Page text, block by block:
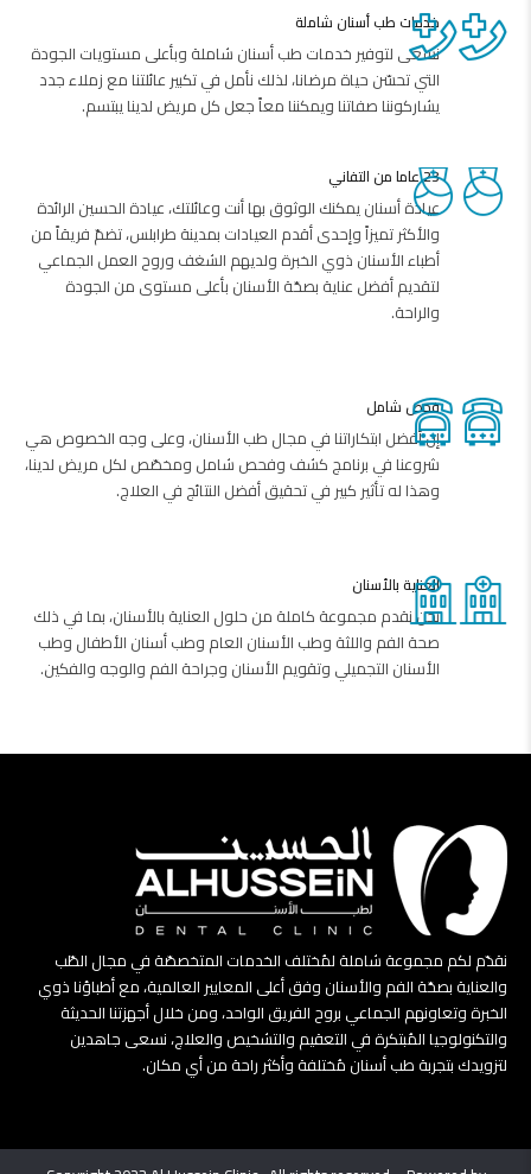
خدمات طب أسنان شاملة
نسعى لتوفير خدمات طب أسنان شاملة وبأعلى مستويات الجودة
التي تحسّن حياة مرضانا، لذلك نأمل في تكبير عائلتنا مع زملاء جدد
يشاركوننا صفاتنا ويمكننا معاً جعل كل مريض لدينا يبتسم.
23 عاما من التفاني
عيادة أسنان يمكنك الوثوق بها أنت وعائلتك، عيادة الحسين الرائدة
والأكثر تميزاً وإحدى أقدم العيادات بمدينة طرابلس، تضمّ فريقاً من
أطباء الأسنان ذوي الخبرة ولديهم الشغف وروح العمل الجماعي
لتقديم أفضل عناية بصحّة الأسنان بأعلى مستوى من الجودة
والراحة.
فحص شامل
إن أفضل ابتكاراتنا في مجال طب الأسنان، وعلى وجه الخصوص هي
شروعنا في برنامج كشف وفحص شامل ومخصّص لكل مريض لدينا،
وهذا له تأثير كبير في تحقيق أفضل النتائج في العلاج.
العناية بالأسنان
نحن نقدم مجموعة كاملة من حلول العناية بالأسنان، بما في ذلك
صحة الفم واللثة وطب الأسنان العام وطب أسنان الأطفال وطب
الأسنان التجميلي وتقويم الأسنان وجراحة الفم والوجه والفكين.
نقدّم لكم مجموعة شاملة لمُختلف الخدمات المتخصصّة في مجال الطّب
والعناية بصحّة الفم والأسنان وفق أعلى المعايير العالمية، مع أطباؤنا ذوي
الخبرة وتعاونهم الجماعي بروح الفريق الواحد، ومن خلال أجهزتنا الحديثة
والتكنولوجيا المُبتكرة في التعقيم والتشخيص والعلاج، نسعى جاهدين
لتزويدك بتجربة طب أسنان مُختلفة وأكثر راحة من أي مكان.